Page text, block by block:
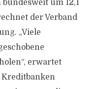
um 12,1
der Verband
„Viele
erwartet